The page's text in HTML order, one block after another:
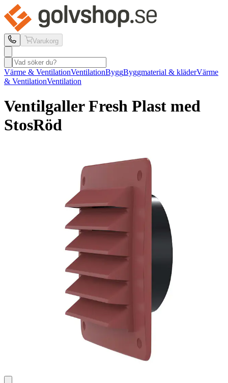
Varukorg
Värme & VentilationVentilationByggByggmaterial & kläderVärme
& VentilationVentilation
Ventilgaller Fresh Plast med
StosRöd